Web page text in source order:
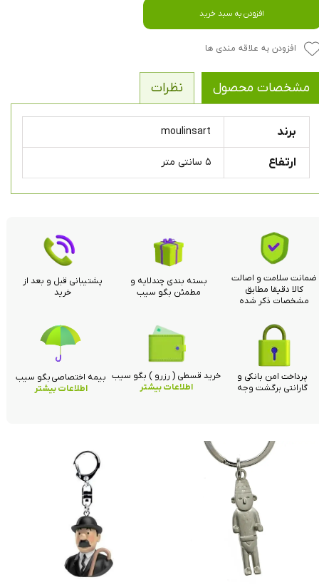
افزودن به سبد خرید
افزودن به علاقه مندی ها
مشخصات محصول نظرات
برند moulinsart
ارتفاع ۵ سانتی متر
ضمانت سلامت و اصالت
کالا دقیقا مطابق
مشخصات ذکر شده
بسته بندی چندلایه و
مطمئن بگو سیب
پشتیبانی قبل و بعد از
خرید
خرید قسطی ( رزرو ) بگو سیب
اطلاعات بیشتر
پرداخت امن بانکی و
گارانتی برگشت وجه
بیمه اختصاصی بگو سیب
اطلاعات بیشتر